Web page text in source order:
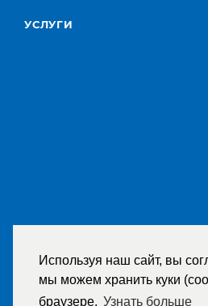
Используя наш сайт, вы
мы можем хранить куки
браузере. Узнать больше
УСЛУГИ